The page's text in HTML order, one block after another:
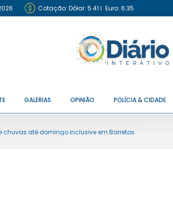
Cotação: Dólar: 5.41 I Euro: 6.35
GALERIAS OPINIÃO POLÍCIA & CIDADE
chuvas até domingo inclusive em Barretos